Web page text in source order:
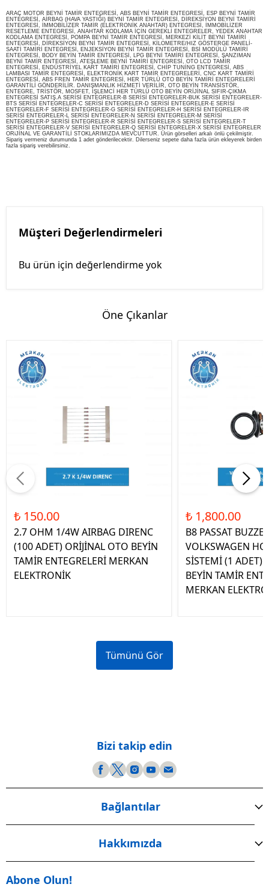
ARAÇ MOTOR BEYNİ TAMİR ENTEGRESİ, ABS BEYNİ TAMİR ENTEGRESİ, ESP BEYNİ TAMİR
ENTEGRESİ, AİRBAG (HAVA YASTIĞI) BEYNİ TAMİR ENTEGRESİ, DİREKSİYON BEYNİ TAMİRİ
ENTEGRESİ, İMMOBİLİZER TAMİR (ELEKTRONİK ANAHTAR) ENTEGRESİ, İMMOBİLİZER
RESETLEME ENTEGRESİ, ANAHTAR KODLAMA İÇİN GEREKLİ ENTEGRELER, YEDEK ANAHTAR
KODLAMA ENTEGRESİ, POMPA BEYNİ TAMİR ENTEGRESİ, MERKEZİ KİLİT BEYNİ TAMİRİ
ENTEGRESİ, DİREKSİYON BEYNİ TAMİR ENTEGRESİ, KİLOMETRE/HIZ GÖSTERGE PANELİ-
SAATİ TAMİRİ ENTEGRESİ, ENJEKSİYON BEYNİ TAMİR ENTEGRESİ, BSİ MODÜLÜ TAMİRİ
ENTEGRESİ, BODY BEYİN TAMİR ENTEGRESİ, LPG BEYNİ TAMİRİ ENTEGRESİ, ŞANZIMAN
BEYNİ TAMİR ENTEGRESİ, ATEŞLEME BEYNİ TAMİRİ ENTEGRESİ, OTO LCD TAMİR
ENTEGRESİ, ENDÜSTRİYEL KART TAMİRİ ENTEGRESİ, CHİP TUNİNG ENTEGRESİ, ABS
LAMBASI TAMİR ENTEGRESİ, ELEKTRONİK KART TAMİR ENTEGRELERİ, CNC KART TAMİRİ
ENTEGRESİ, ABS FREN TAMİR ENTEGRESİ, HER TÜRLÜ OTO BEYİN TAMİRİ ENTEGRELERİ
GARANTİLİ GÖNDERİLİR. DANIŞMANLIK HİZMETİ VERİLİR, OTO BEYİN TRANSİSTÖR,
ENTEGRE, TRİSTÖR, MOSFET, İŞLEMCİ HER TÜRLÜ OTO BEYİN ORİJİNAL SIFIR-ÇIKMA
ENTEGRESİ SATIŞ.A SERİSİ ENTEGRELER-B SERİSİ ENTEGRELER-BUK SERİSİ ENTEGRELER-
BTS SERİSİ ENTEGRELER-C SERİSİ ENTEGRELER-D SERİSİ ENTEGRELER-E SERİSİ
ENTEGRELER-F SERİSİ ENTEGRELER-G SERİSİ ENTEGRELER-H SERİSİ ENTEGRELER-IR
SERİSİ ENTEGRELER-L SERİSİ ENTEGRELER-N SERİSİ ENTEGRELER-M SERİSİ
ENTEGRELER-P SERİSİ ENTEGRELER-R SERİSİ ENTEGRELER-S SERİSİ ENTEGRELER-T
SERİSİ ENTEGRELER-V SERİSİ ENTEGRELER-Q SERİSİ ENTEGRELER-X SERİSİ ENTEGRELER
ORiJİNAL VE GARANTİLİ STOKLARIMIZDA MEVCUTTUR. Ürün görselleri arkalı önlü çekilmiştir.
Sipariş vermeniz durumunda 1 adet gönderilecektir. Dilerseniz sepete daha fazla ürün ekleyerek birden
fazla sipariş verebilirsiniz.
Müşteri Değerlendirmeleri
Bu ürün için değerlendirme yok
Öne Çıkanlar
₺ 150.00
2.7 OHM 1/4W AIRBAG DIRENC
(100 ADET) ORİJİNAL OTO BEYİN
TAMİR ENTEGRELERİ MERKAN
ELEKTRONİK
₺ 1,800.00
B8 PASSAT
VOLKSWAGEN
SİSTEMİ (1 ADET)
BEYİN TAMİR
MERKAN
Tümünü Gör
Bizi takip edin
Bağlantılar
Hakkımızda
Abone Olun!